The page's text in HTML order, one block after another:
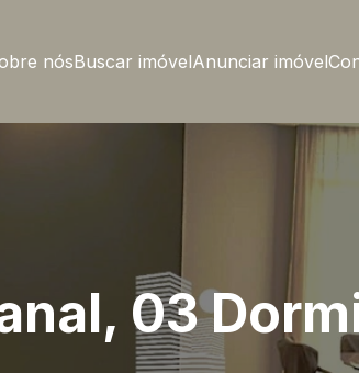
nósBuscar imóvelAnunciar imóvel
03